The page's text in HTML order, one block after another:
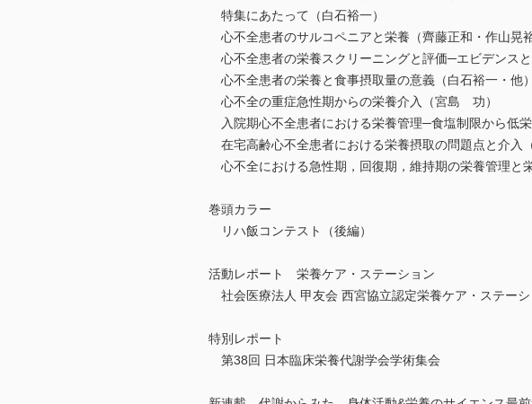
特集にあたって（白石裕一）
心不全患者のサルコペニアと栄養（齊藤正和・作山晃裕
心不全患者の栄養スクリーニングと評価─エビデンスと
心不全患者の栄養と食事摂取量の意義（白石裕一・他）
心不全の重症急性期からの栄養介入（宮島 功）
入院期心不全患者における栄養管理─食塩制限から低
在宅高齢心不全患者における栄養摂取の問題点と介入
心不全における急性期，回復期，維持期の栄養管理と
巻頭カラー
リハ飯コンテスト（後編）
活動レポート 栄養ケア・ステーション
社会医療法人 甲友会 西宮協立認定栄養ケア・ステーシ
特別レポート
第38回 日本臨床栄養代謝学会学術集会